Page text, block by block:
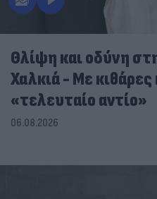
Θλίψη και οδύνη
Χαλκιά - Με κιθάρες
«τελευταίο αντίο»
06.08.2026